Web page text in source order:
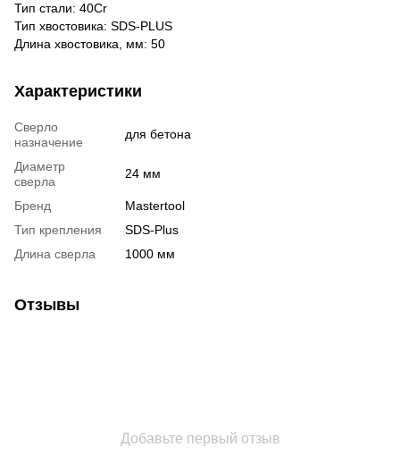
Тип стали: 40Cr
Тип хвостовика: SDS-PLUS
Длина хвостовика, мм: 50
Характеристики
Сверло
назначение
для бетона
Диаметр
сверла
24 мм
Бренд
Mastertool
Тип крепления
SDS-Plus
Длина сверла
1000 мм
Отзывы
Добавьте первый отзыв